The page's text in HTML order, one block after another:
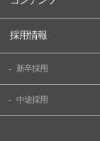
採用情報
新卒採用
中途採用